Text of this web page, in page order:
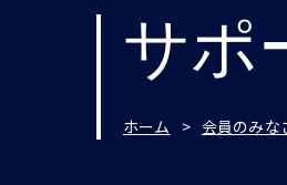
サポ
ホーム 会員のみな